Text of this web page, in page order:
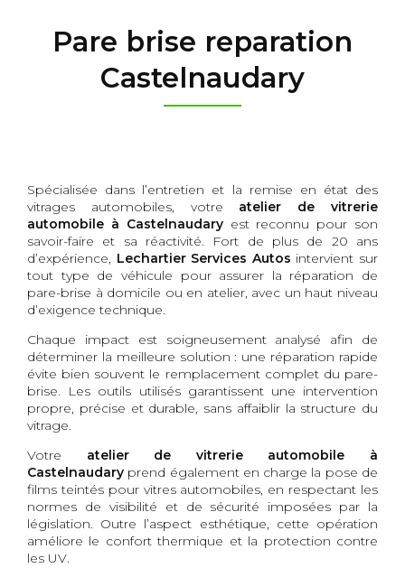
Pare brise reparation
Castelnaudary
Spécialisée dans l’entretien et la remise en état des
vitrages automobiles, votre atelier de vitrerie
automobile à Castelnaudaryest reconnu pour son
savoir-faire et sa réactivité. Fort de plus de 20 ans
d’expérience, Lechartier Services Autos intervient sur
tout type de véhicule pour assurer la réparation de
pare-brise à domicile ou en atelier, avec un haut niveau
d’exigence technique.
Chaque impact est soigneusement analysé afin de
déterminer la meilleure solution : une réparation rapide
évite bien souvent le remplacement complet du pare-
brise. Les outils utilisés garantissent une intervention
propre, précise et durable, sans affaiblir la structure du
vitrage.
Votre atelier de vitrerie automobile à
Castelnaudary prend également en charge la pose de
films teintés pour vitres automobiles, en respectant les
normes de visibilité et de sécurité imposées par la
législation. Outre l’aspect esthétique, cette opération
améliore le confort thermique et la protection contre
les UV.